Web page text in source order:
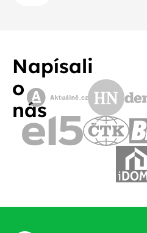
Napísali
o
nás